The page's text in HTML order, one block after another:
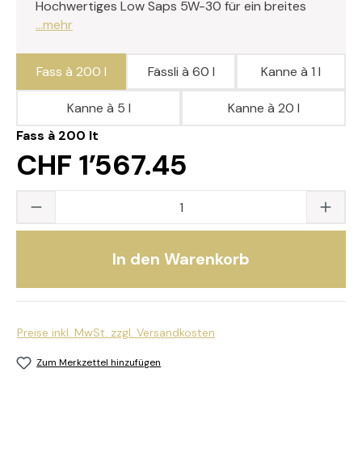
Hochwertiges Low Saps 5W-30 für ein breites
...mehr
Fass à 200 lt
CHF 1’567.45
Fass à 200 l Fässli à 60 l Kanne à 1 l
Kanne à 5 l Kanne à 20 l
Produkt Anzahl: Gib den gewünschten
In den Warenkorb
Preise inkl. MwSt. zzgl. Versandkosten
Zum Merkzettel hinzufügen